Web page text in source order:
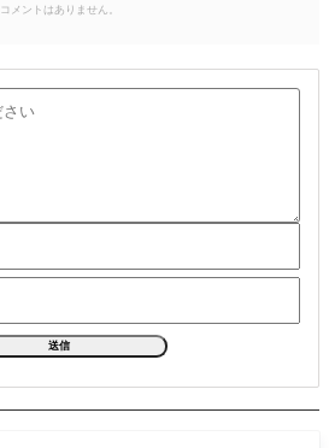
コメントはありません。